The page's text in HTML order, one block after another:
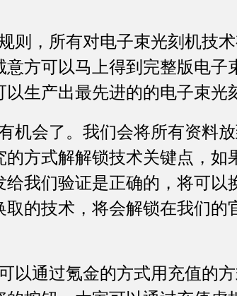
，所有对电子束光刻机技术
方可以马上得到完整版电子
生产出最先进的的电子束光
会了。我们会将所有资料放
方式解解锁技术关键点，如
我们验证是正确的，将可以
的技术，将会解锁在我们的
通过氪金的方式用充值的方